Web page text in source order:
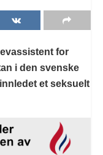
for
i den svenske
et seksuelt